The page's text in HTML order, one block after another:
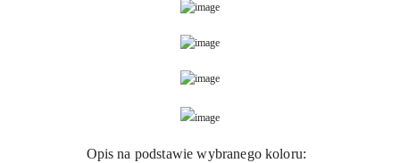
Opis na podstawie wybranego koloru: